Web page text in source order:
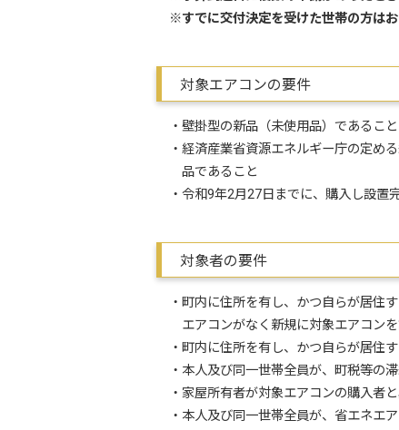
※すでに交付決定を受けた世帯の方はお
対象エアコンの要件
・壁掛型の新品（未使用品）であること
・経済産業省資源エネルギー庁の定め
品であること
・令和9年2月27日までに、購入し設置
対象者の要件
・町内に住所を有し、かつ自らが居住
エアコンがなく新規に対象エアコンを
・町内に住所を有し、かつ自らが居住
・本人及び同一世帯全員が、町税等の
・家屋所有者が対象エアコンの購入者
・本人及び同一世帯全員が、省エネエ